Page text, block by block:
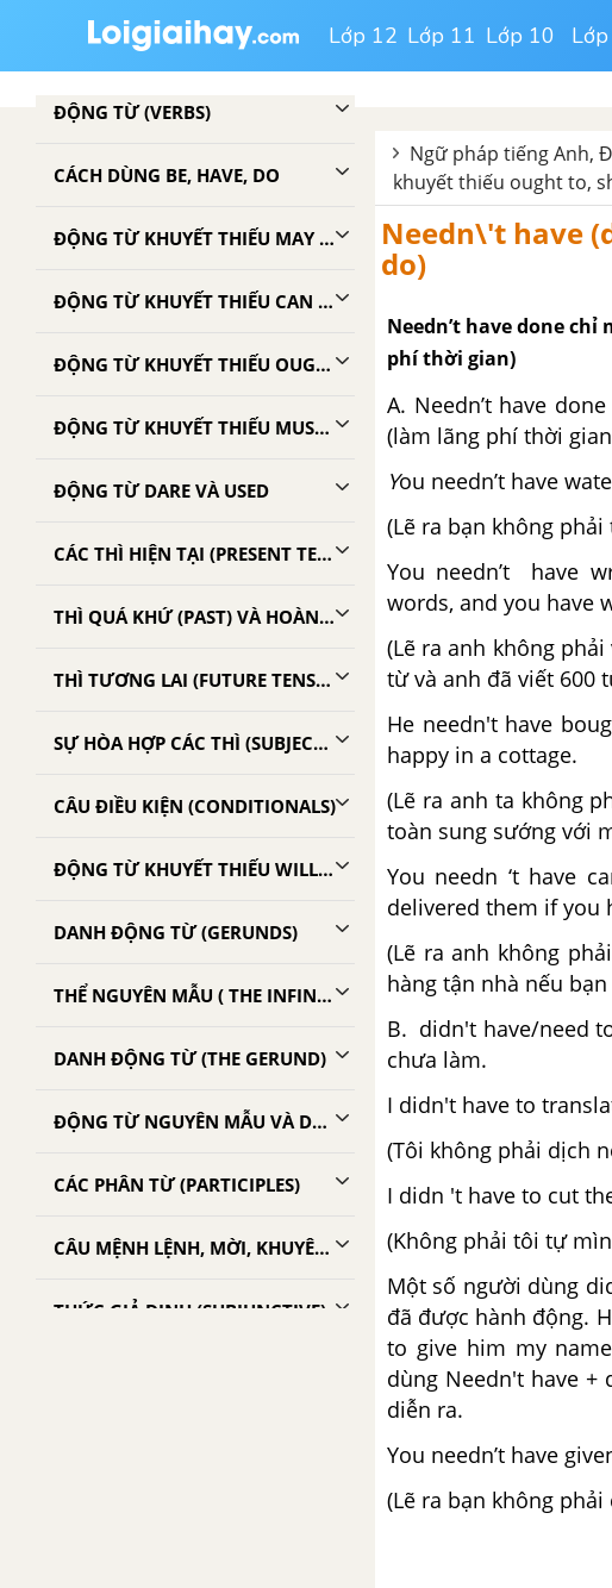
Lớp 12 Lớp 11 Lớp 10
GIỚI TỪ (PREPOSITIONS)
ĐỘNG TỪ (VERBS)
CÁCH DÙNG BE, HAVE, DO
ĐỘNG TỪ KHUYẾT THIẾU MAY VÀ CAN
ĐỘNG TỪ KHUYẾT THIẾU CAN VÀ BE ABLE TO
ĐỘNG TỪ KHUYẾT THIẾU OUGHT TO, SHOULD, MUST, HAVE TO, NEED
ĐỘNG TỪ KHUYẾT THIẾU MUST, HAVE, WILL, SHOULD
ĐỘNG TỪ DARE VÀ USED
CÁC THÌ HIỆN TẠI (PRESENT TENSES)
THÌ QUÁ KHỨ (PAST) VÀ HOÀN THÀNH (PAST)
THÌ TƯƠNG LAI (FUTURE TENSES)
SỰ HÒA HỢP CÁC THÌ (SUBJECT VERB AGREEMENT)
CÂU ĐIỀU KIỆN (CONDITIONALS)
ĐỘNG TỪ KHUYẾT THIẾU WILL/ WOULD, SHALL/ SHOULD
DANH ĐỘNG TỪ (GERUNDS)
THỂ NGUYÊN MẪU ( THE INFINITIVE)
DANH ĐỘNG TỪ (THE GERUND)
ĐỘNG TỪ NGUYÊN MẪU VÀ DANH ĐỘNG TỪ
CÁC PHÂN TỪ (PARTICIPLES)
CÂU MỆNH LỆNH, MỜI, KHUYÊN, GỢI Ý
THỨC GIẢ ĐỊNH (SUBJUNCTIVE)
Ngữ pháp tiếng Anh,
khuyết thiếu ought to,
Needn\'t have
do)
Needn’t have done
phí thời gian)
A. Needn’t have
(làm lãng phí thời
You needn’t have
(Lẽ ra bạn không
You needn’t have
words, and you have
(Lẽ ra anh không
từ và anh đã viết 600
He needn't have
happy in a cottage.
(Lẽ ra anh ta không
toàn sung sướng với
You needn ‘t have
delivered them if you
(Lẽ ra anh không
hàng tận nhà nếu
B. didn't have/need
chưa làm.
I didn't have to
(Tôi không phải dịch
I didn 't have to cut
(Không phải tôi tự
Một số người dùng
đã được hành động.
to give him my
dùng Needn't have
diễn ra.
You needn’t have
(Lẽ ra bạn không